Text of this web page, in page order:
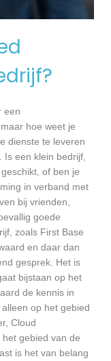
een
hoe weet je
dienste te leveren
een klein bedrijf,
of ben je
in verband met
bij vrienden,
goede
zoals First Base
en daar dan
gesprek. Het is
bijstaan op het
de kennis in
op het gebied
Cloud
gebied van de
is het van belang